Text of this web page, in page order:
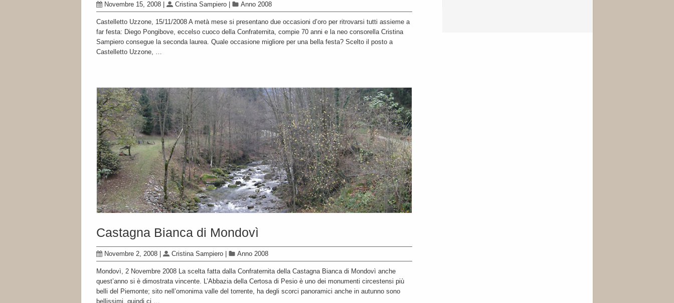
Novembre 15, 2008 Cristina Sampiero Anno 2008
Castelletto Uzzone, 15/11/2008 A metà mese si presentano due occasioni d’oro per ritrovarsi tutti assieme a
far festa: Diego Pongibove, eccelso cuoco della Confraternita, compie 70 anni e la neo consorella Cristina
Sampiero consegue la seconda laurea. Quale occasione migliore per una bella festa? Scelto il posto a
Castelletto Uzzone, …
Castagna Bianca di Mondovì
Novembre 2, 2008 Cristina Sampiero Anno 2008
Mondovì, 2 Novembre 2008 La scelta fatta dalla Confraternita della Castagna Bianca di Mondovì anche
quest’anno si è dimostrata vincente. L’Abbazia della Certosa di Pesio è uno dei monumenti circestensi più
belli del Piemonte; sito nell’omonima valle del torrente, ha degli scorci panoramici anche in autunno sono
bellissimi, quindi ci …